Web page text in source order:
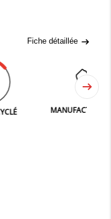
Fiche détaillée
MANUFACTURED IN